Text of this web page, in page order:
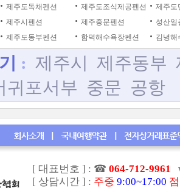
제주도독채펜션 제주도조식제공펜션
제주도
제주시펜션 제주중문펜션
성산일
제주도동부펜션 함덕해수욕장펜션 김녕해
: 제주시 제주동부
귀포서부 중문 공항
[ 대표번호 ] : ☎ 064-712-9961
[ 상담시간 ] : 주중 9:00~17:00